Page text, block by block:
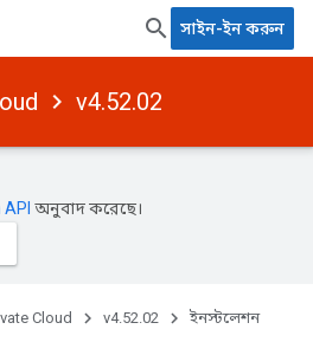
সাইন-ইন করুন
v4.52.02
অনুবাদ করেছে।
Cloud v4.52.02 ইনস্টলেশন